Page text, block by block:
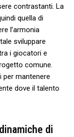
contrastanti. La
quella di
l’armonia
sviluppare
i⁢ giocatori e
comune.⁣
per mantenere
dove‌ il talento
di